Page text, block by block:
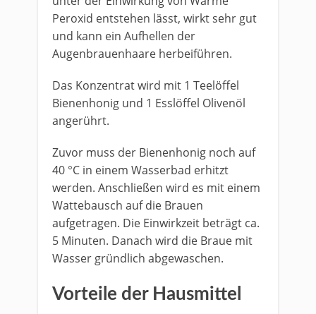
Peroxid entstehen lässt, wirkt sehr gut
und kann ein Aufhellen der
Augenbrauenhaare herbeiführen.
Das Konzentrat wird mit 1 Teelöffel
Bienenhonig und 1 Esslöffel Olivenöl
angerührt.
Zuvor muss der Bienenhonig noch auf
40 °C in einem Wasserbad erhitzt
werden. Anschließen wird es mit einem
Wattebausch auf die Brauen
aufgetragen. Die Einwirkzeit beträgt ca.
5 Minuten. Danach wird die Braue mit
Wasser gründlich abgewaschen.
Vorteile der Hausmittel